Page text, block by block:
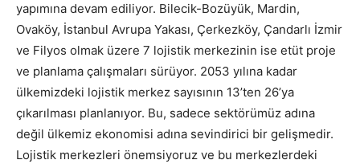
yapımına devam ediliyor. Bilecik-Bozüyük, Mardin,
Ovaköy, İstanbul Avrupa Yakası, Çerkezköy, Çandarlı İzmir
ve Filyos olmak üzere 7 lojistik merkezinin ise etüt proje
ve planlama çalışmaları sürüyor. 2053 yılına kadar
ülkemizdeki lojistik merkez sayısının 13’ten 26’ya
çıkarılması planlanıyor. Bu, sadece sektörümüz adına
değil ülkemiz ekonomisi adına sevindirici bir gelişmedir.
Lojistik merkezleri önemsiyoruz ve bu merkezlerdeki